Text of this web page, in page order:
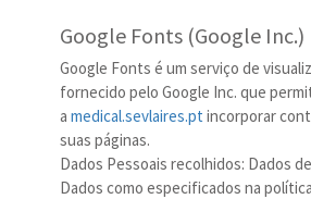
Google Fonts (Google Inc.)
Google Fonts é um serviço de
fornecido pelo Google Inc. que
a medical.sevlaires.pt incorporar
suas páginas.
Dados Pessoais recolhidos: Dados
Dados como especificados na